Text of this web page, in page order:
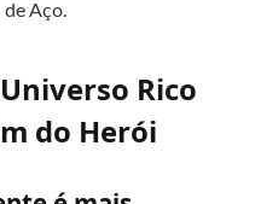
Aço.
Rico
do Herói